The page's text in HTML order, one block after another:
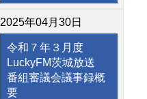
2025年04月30日
令和７年３月度
LuckyFM茨城放送
番組審議会議事録概
要